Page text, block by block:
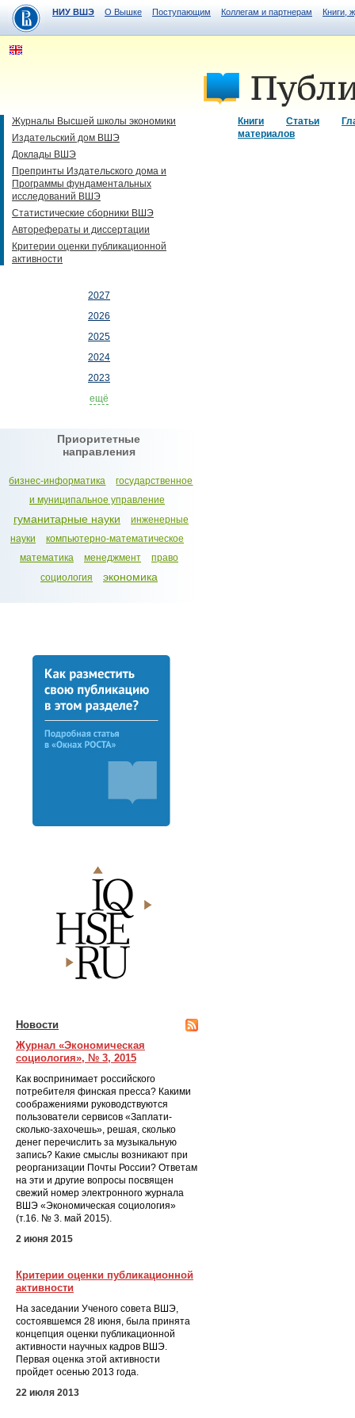
НИУ ВШЭ О Вышке Поступающим Коллегам и партнерам Книги,
Книги Статьи
материалов
Журналы Высшей школы экономики
Издательский дом ВШЭ
Доклады ВШЭ
Препринты Издательского дома и
Программы фундаментальных
исследований ВШЭ
Статистические сборники ВШЭ
Авторефераты и диссертации
Критерии оценки публикационной
активности
2027
2026
2025
2024
2023
ещё
Приоритетные
направления
бизнес-информатика
государственное
и муниципальное управление
гуманитарные науки
инженерные
науки
компьютерно-математическое
математика
менеджмент
право
социология
экономика
Новости
Журнал «Экономическая
социология», № 3, 2015
Как воспринимает российского
потребителя финская пресса? Какими
соображениями руководствуются
пользователи сервисов «Заплати-
сколько-захочешь», решая, сколько
денег перечислить за музыкальную
запись? Какие смыслы возникают при
реорганизации Почты России? Ответам
на эти и другие вопросы посвящен
свежий номер электронного журнала
ВШЭ «Экономическая социология»
(т.16. № 3. май 2015).
2 июня 2015
Критерии оценки публикационной
активности
На заседании Ученого совета ВШЭ,
состоявшемся 28 июня, была принята
концепция оценки публикационной
активности научных кадров ВШЭ.
Первая оценка этой активности
пройдет осенью 2013 года.
22 июля 2013